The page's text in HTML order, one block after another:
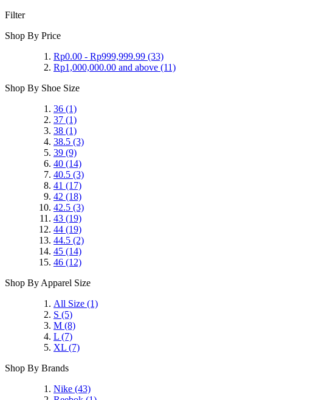
Filter
Shop By Price
Rp0.00 - Rp999,999.99 (33)
Rp1,000,000.00 and above (11)
Shop By Shoe Size
36 (1)
37 (1)
38 (1)
38.5 (3)
39 (9)
40 (14)
40.5 (3)
41 (17)
42 (18)
42.5 (3)
43 (19)
44 (19)
44.5 (2)
45 (14)
46 (12)
Shop By Apparel Size
All Size (1)
S (5)
M (8)
L (7)
XL (7)
Shop By Brands
Nike (43)